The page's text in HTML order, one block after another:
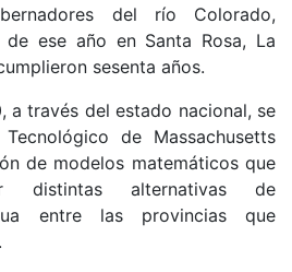
del río Colorado,
ese año en Santa Rosa, La
sesenta años.
a través del estado nacional, se
de Massachusetts
de modelos matemáticos que
distintas alternativas de
entre las provincias que